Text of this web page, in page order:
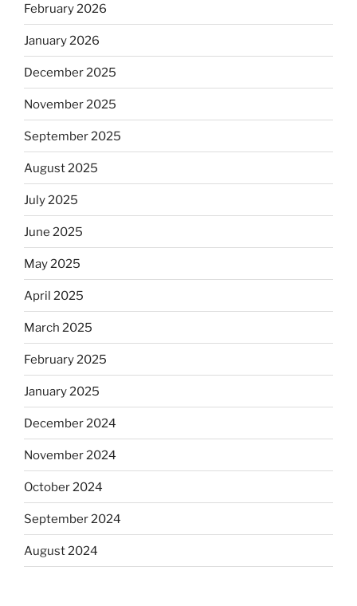
February 2026
January 2026
December 2025
November 2025
September 2025
August 2025
July 2025
June 2025
May 2025
April 2025
March 2025
February 2025
January 2025
December 2024
November 2024
October 2024
September 2024
August 2024